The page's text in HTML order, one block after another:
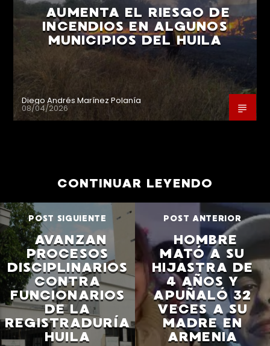
AUMENTA EL RIESGO DE
INCENDIOS EN ALGUNOS
MUNICIPIOS DEL HUILA
Diego Andrés Marínez Polanía
08/04/2026
CONTINUAR LEYENDO
POST SIGUIENTE
AVANZAN
PROCESOS
DISCIPLINARIOS
CONTRA
FUNCIONARIOS
DE LA
REGISTRADURÍA
HUILA
POST ANTERIOR
HOMBRE
MATÓ A SU
HIJASTRA DE
4 AÑOS Y
APUÑALÓ 32
VECES A SU
MADRE EN
ARMENIA